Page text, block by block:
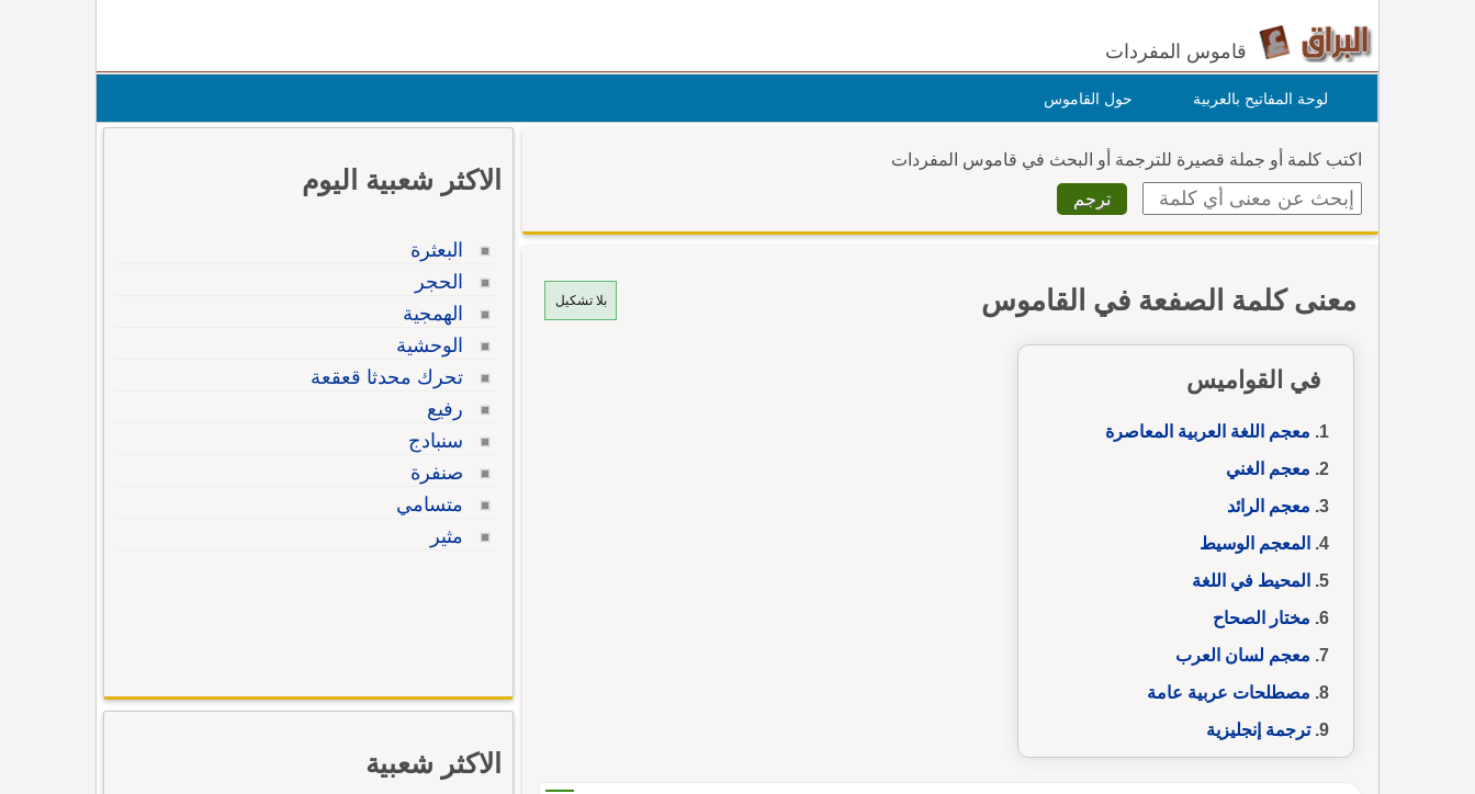
قاموس المفردات
لوحة المفاتيح بالعربية حول القاموس
اكتب كلمة أو جملة قصيرة للترجمة أو البحث في قاموس المفردات
بلا تشكيل معنى كلمة الصفعة في القاموس
في القواميس
معجم اللغة العربية المعاصرة
معجم الغني
معجم الرائد
المعجم الوسيط
المحيط في اللغة
مختار الصحاح
معجم لسان العرب
مصطلحات عربية عامة
ترجمة إنجليزية
الاكثر شعبية اليوم
البعثرة
الحجر
الهمجية
الوحشية
تحرك محدثا قعقعة
رفيع
سنبادج
صنفرة
متسامي
مثير
الاكثر شعبية